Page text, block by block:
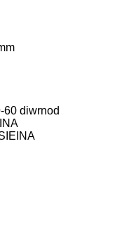
60 diwrnod